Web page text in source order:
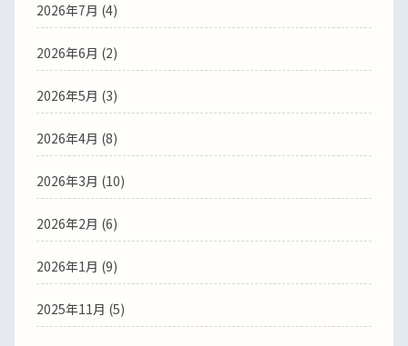
2026年7月 (4)
2026年6月 (2)
2026年5月 (3)
2026年4月 (8)
2026年3月 (10)
2026年2月 (6)
2026年1月 (9)
2025年11月 (5)